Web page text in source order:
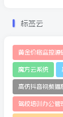
标签云
黄金价格监控源
魔方云系统
高仿抖音视频播
驾校培训办公管